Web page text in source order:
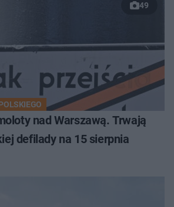
49
nad Warszawą. Trwają
defilady na 15 sierpnia